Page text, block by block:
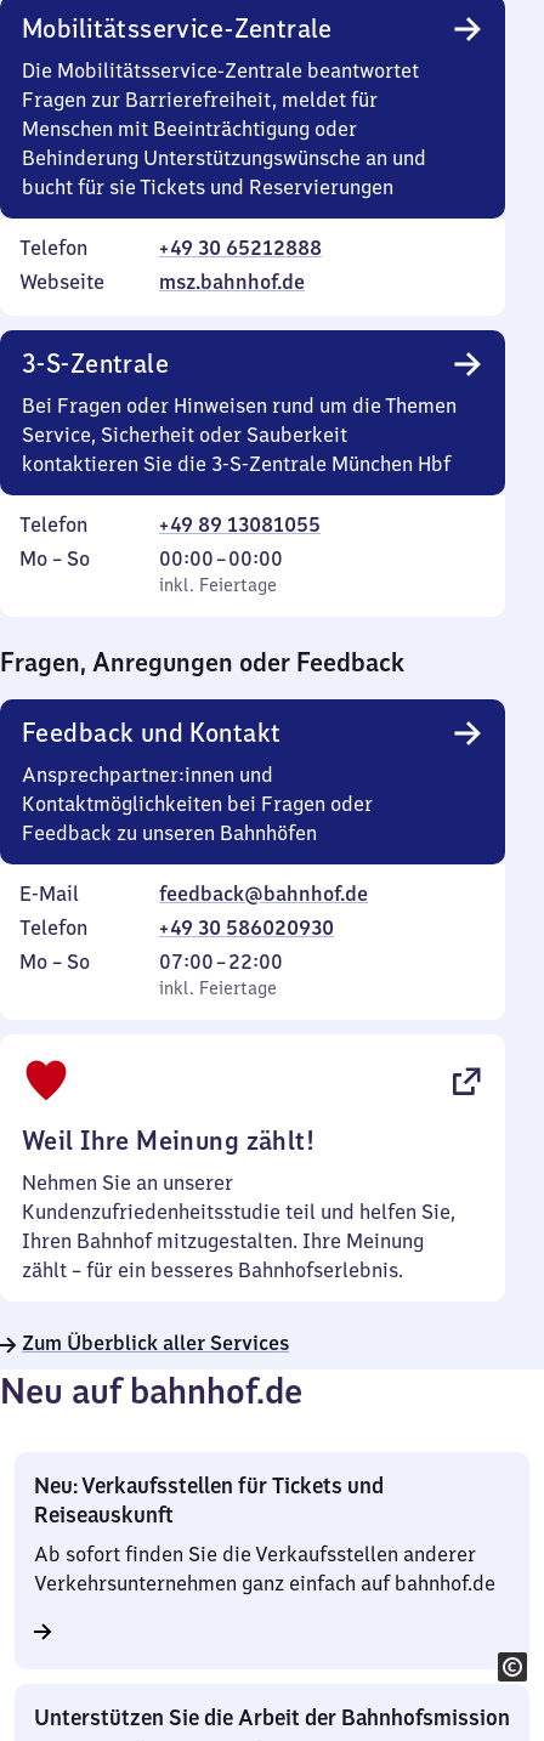
Mobilitätsservice-Zentrale
Die Mobilitätsservice-Zentrale beantwortet
Fragen zur Barrierefreiheit, meldet für
Menschen mit Beeinträchtigung oder
Behinderung Unterstützungswünsche an und
bucht für sie Tickets und Reservierungen
Telefon
+49 30 65212888
Webseite
msz.bahnhof.de
3-S-Zentrale
Bei Fragen oder Hinweisen rund um die Themen
Service, Sicherheit oder Sauberkeit
kontaktieren Sie die 3-S-Zentrale München Hbf
Telefon
+49 89 13081055
Montag
Mo – So,
inkl. Feiertage
00:00–00:00
Von
0
0
Uhr
inkl. Feiertage
Fragen, Anregungen oder Feedback
Feedback und Kontakt
Ansprechpartner:innen und
Kontaktmöglichkeiten bei Fragen oder
Feedback zu unseren Bahnhöfen
E-Mail
feedback@bahnhof.de
Telefon
+49 30 586020930
Montag
Mo – So,
inkl. Feiertage
07:00–22:00
Von
7
inkl. Feiertage
Weil Ihre Meinung zählt!
Nehmen Sie an unserer
Kundenzufriedenheitsstudie teil und helfen Sie,
Ihren Bahnhof mitzugestalten. Ihre Meinung
zählt – für ein besseres Bahnhofserlebnis.
Zum Überblick aller Services
Neu auf bahnhof.de
Neu: Verkaufsstellen für Tickets und
Reiseauskunft
Ab sofort finden Sie die Verkaufsstellen anderer
Verkehrsunternehmen ganz einfach auf bahnhof.de
Unterstützen Sie die Arbeit der Bahnhofsmission